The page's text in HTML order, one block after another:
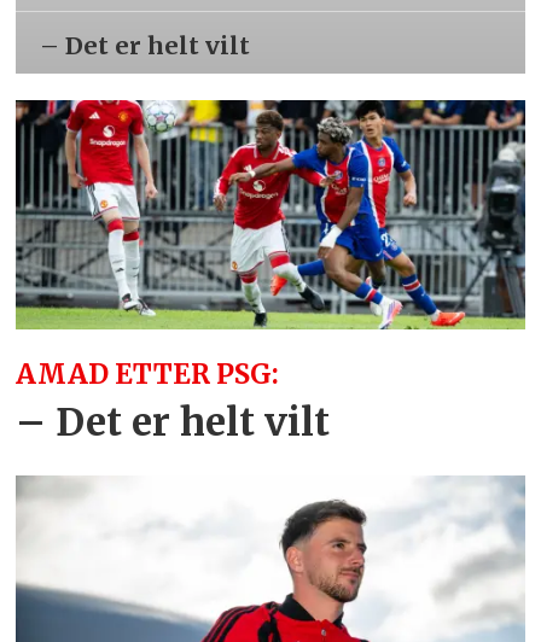
– Det er helt vilt
AMAD ETTER PSG:
– Det er helt vilt